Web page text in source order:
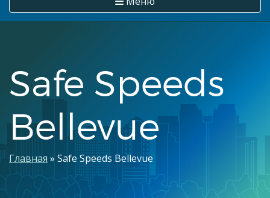
Safe Speeds
Bellevue
Строка
навигации
Главная Safe Speeds Bellevue